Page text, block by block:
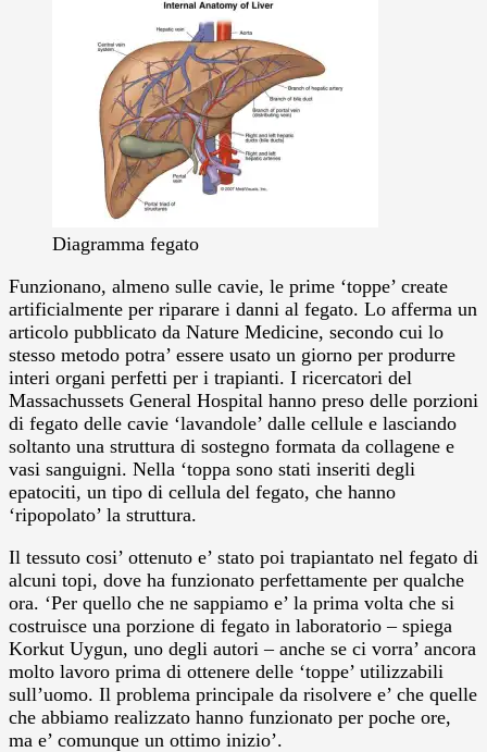
Diagramma fegato
Funzionano, almeno sulle cavie, le prime ‘toppe’ create
artificialmente per riparare i danni al fegato. Lo afferma un
articolo pubblicato da Nature Medicine, secondo cui lo
stesso metodo potra’ essere usato un giorno per produrre
interi organi perfetti per i trapianti. I ricercatori del
Massachussets General Hospital hanno preso delle porzioni
di fegato delle cavie ‘lavandole’ dalle cellule e lasciando
soltanto una struttura di sostegno formata da collagene e
vasi sanguigni. Nella ‘toppa sono stati inseriti degli
epatociti, un tipo di cellula del fegato, che hanno
‘ripopolato’ la struttura.
Il tessuto cosi’ ottenuto e’ stato poi trapiantato nel fegato di
alcuni topi, dove ha funzionato perfettamente per qualche
ora. ‘Per quello che ne sappiamo e’ la prima volta che si
costruisce una porzione di fegato in laboratorio – spiega
Korkut Uygun, uno degli autori – anche se ci vorra’ ancora
molto lavoro prima di ottenere delle ‘toppe’ utilizzabili
sull’uomo. Il problema principale da risolvere e’ che quelle
che abbiamo realizzato hanno funzionato per poche ore,
ma e’ comunque un ottimo inizio’.